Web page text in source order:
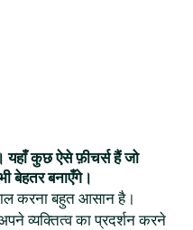
कुछ ऐसे फ़ीचर्स हैं जो
बनाएँगे।
करना बहुत आसान है।
व्यक्तित्व का प्रदर्शन करने